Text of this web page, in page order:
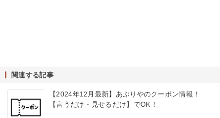
関連する記事
【2024年12月最新】あぶりやのクーポン情報！
【言うだけ・見せるだけ】でOK！